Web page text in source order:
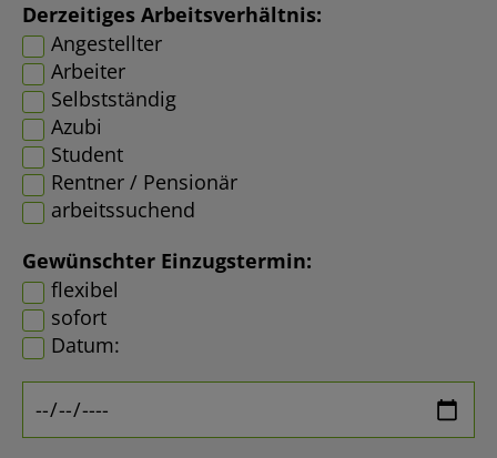
Derzeitiges Arbeitsverhältnis:
Angestellter
Arbeiter
Selbstständig
Azubi
Student
Rentner / Pensionär
arbeitssuchend
Gewünschter Einzugstermin:
flexibel
sofort
Datum: